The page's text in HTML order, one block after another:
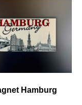
Hamburg